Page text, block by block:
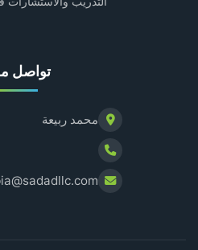
تواصل
محمد ربيعة